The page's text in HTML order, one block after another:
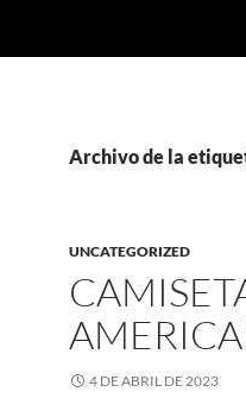
Archivo de la
UNCATEGORIZED
4 DE ABRIL DE 2023